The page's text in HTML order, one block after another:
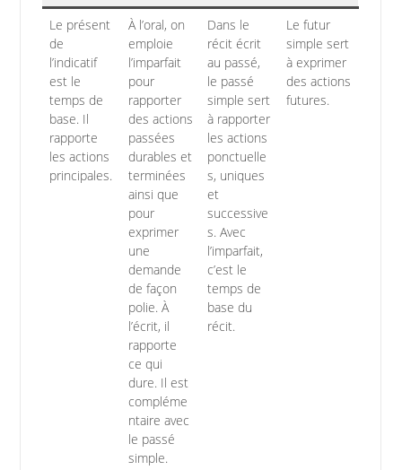
Le présent
de
l’indicatif
est le
temps de
base. Il
rapporte
les actions
principales.
À l’oral, on
emploie
l’imparfait
pour
rapporter
des actions
passées
durables et
terminées
ainsi que
pour
exprimer
une
demande
de façon
polie. À
l’écrit, il
rapporte
ce qui
dure. Il est
compléme
ntaire avec
le passé
simple.
Dans le
récit écrit
au passé,
le passé
simple sert
à rapporter
les actions
ponctuelle
s, uniques
et
successive
s. Avec
l’imparfait,
c’est le
temps de
base du
récit.
Le futur
simple sert
à exprimer
des actions
futures.